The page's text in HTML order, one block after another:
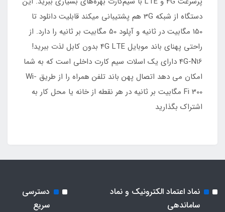
دستگاه از شبکه 3G هم پشتیبانی میکند قابلیت دانلود تا
150 مگابیت در ثانیه و آپلود 50 مگابیت بر ثانیه را دارد. از
راحتی پهنای باند موبایل 4G LTE بدون کابل لذت ببرید!
4G-N16 دارای یک اسلات سیم کارت داخلی است که به شما
امکان می دهد اتصال پهن باند تلفن همراه را از طریق Wi-
Fi 300 مگابیت بر ثانیه در هر نقطه از خانه یا محل کار به
اشتراک بگذارید
نماد اعتماد الکترونیک و نماد
ساماندهی
دسترسی
سریع